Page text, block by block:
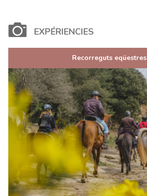
EXPÉRIENCIES
Recorreguts eqüestres